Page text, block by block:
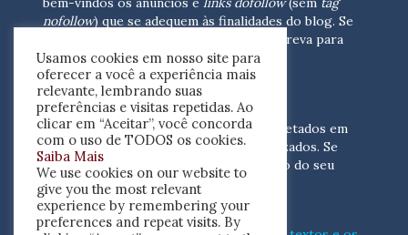
nofollow) que se adequem às finalidades do blog. Se
escreva para
nós(contato@resenhacritica.com.br)
FONTES E ACERVO
As resenhas, dossiês e sumários são coletados em
periódicos acadêmicos e sites especializados. Se
você tem interesse em divulgar o acervo do seu
periódico, escreva para nós
(contato@resenhacritica.com.br)
Usamos cookies em nosso site para
oferecer a você a experiência mais
relevante, lembrando suas
preferências e visitas repetidas. Ao
clicar em “Aceitar”, você concorda
com o uso de TODOS os cookies.
Saiba Mais
We use cookies on our website to
give you the most relevant
experience by remembering your
preferences and repeat visits. By